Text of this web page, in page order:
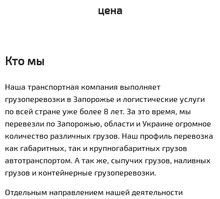
цена
Кто мы
Наша транспортная компания выполняет
грузоперевозки в Запорожье и логистические услуги
по всей стране уже более 8 лет. За это время, мы
перевезли по Запорожью, области и Украине огромное
количество различных грузов. Наш профиль перевозка
как габаритных, так и крупногабаритных грузов
автотранспортом. А так же, сыпучих грузов, наливных
грузов и контейнерные грузоперевозки.
Отдельным направлением нашей деятельности